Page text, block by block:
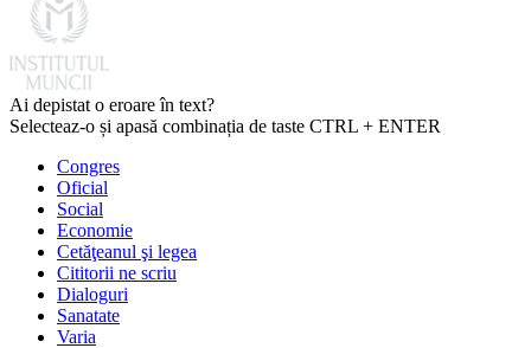
Ai depistat o eroare în text?
Selecteaz-o și apasă combinația de taste CTRL + ENTER
Congres
Oficial
Social
Economie
Cetăţeanul şi legea
Cititorii ne scriu
Dialoguri
Sanatate
Varia